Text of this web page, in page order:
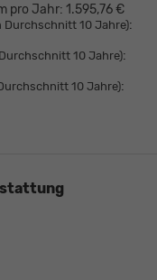
pro Jahr: 1.595,76 €
Durchschnitt 10 Jahre):
10 Jahre):
10 Jahre):